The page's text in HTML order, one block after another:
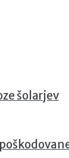
šolarjev